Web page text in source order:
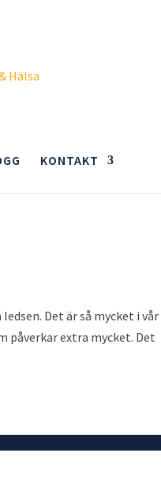
KONTAKT
Det är så mycket i vår
påverkar extra mycket. Det